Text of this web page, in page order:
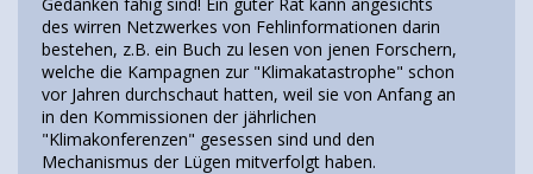
des wirren Netzwerkes von Fehlinformationen darin
bestehen, z.B. ein Buch zu lesen von jenen Forschern,
welche die Kampagnen zur "Klimakatastrophe" schon
vor Jahren durchschaut hatten, weil sie von Anfang an
in den Kommissionen der jährlichen
"Klimakonferenzen" gesessen sind und den
Mechanismus der Lügen mitverfolgt haben.